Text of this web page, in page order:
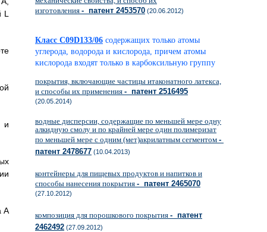
и
А
изготовления - патент 2453570 (20.06.2012)
Класс C09D133/06 содержащих только атомы
углерода, водорода и кислорода, причем атомы
кислорода входят только в карбоксильную группу
покрытия, включающие частицы итаконатного латекса,
и способы их применения - патент 2516495
(20.05.2014)
водные дисперсии, содержащие по меньшей мере одну
алкидную смолу и по крайней мере один полимеризат
по меньшей мере с одним (мет)акрилатным сегментом -
патент 2478677 (10.04.2013)
контейнеры для пищевых продуктов и напитков и
способы нанесения покрытия - патент 2465070
(27.10.2012)
композиция для порошкового покрытия - патент
2462492 (27.09.2012)